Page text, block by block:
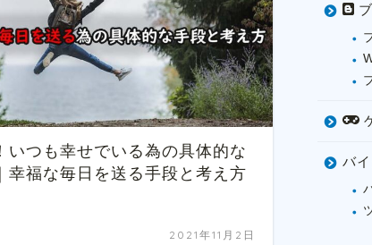
いつも幸せでいる為の具体的な
幸福な毎日を送る手段と考え方
2021年11月2日
バ